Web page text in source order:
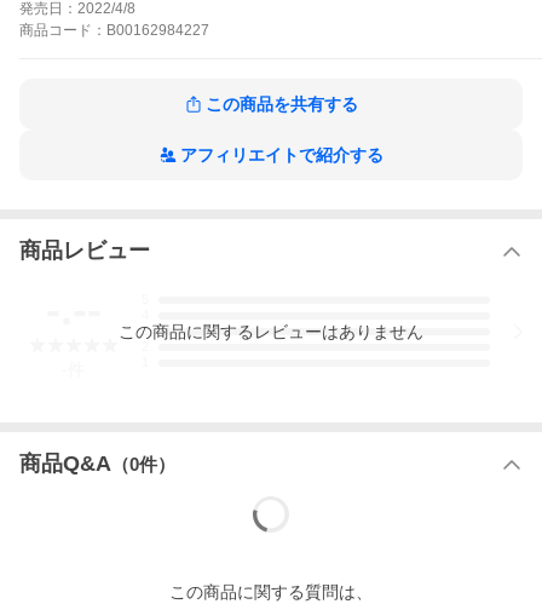
た男、間伸と共に、ゲーム会社「天宮システム2」を立ち上げ、彼
女が愛するゲームで業界に乗り込み、一発逆転を狙う。やがて理
リースされる天宮システム2の新作ゲーム。しかし、彼女達は思い
危機が人類全体に及ぼうとする時、彼女は自分の奇跡的な宿命を
知る――。小さなゲーム会社起業から始まった、社長少女・天宮
システム、インターネット、ゲーム業界、国家機密、アンドロイ
ド、火星探査計画、そして時空を越える恋と、疾走するように拡
ーデザイン等)。※この作品は令和2年7月に株式会社スペースシャ
ワーネットワークより刊行された作品の一部を改訂し電子書籍化
発売日： 2022/4/8
商品 コード： B00162984227
この商品を共有する
アフィリエイトで紹介する
商品レビュー
3
この商品に関するレビューはありません
商品Q&A （0件）
この商品に関する質問は、